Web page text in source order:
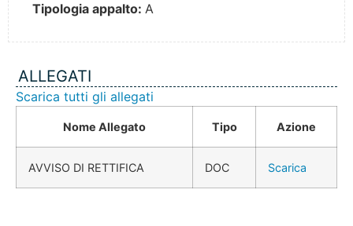
Tipologia appalto: A
ALLEGATI
Scarica tutti gli allegati
Nome Allegato Tipo Azione
AVVISO DI RETTIFICA DOC Scarica